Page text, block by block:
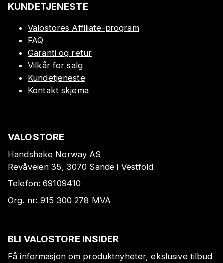
KUNDETJENESTE
Valostores Affiliate-program
FAQ
Garanti og retur
Vilkår for salg
Kundetjeneste
Kontakt skjema
VALOSTORE
Handshake Norway AS
Revåveien 35, 3070 Sande i Vestfold
Telefon:69109410
Org. nr:915 300 278 MVA
BLI VALOSTORE INSIDER
Få informasjon om produktnyheter, ekslusive tilbud